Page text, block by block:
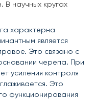
В научных кругах
характерна
является
Это связано с
черепа. При
усиления контроля
Это
функционирования